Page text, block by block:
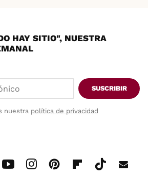
HAY SITIO", NUESTRA
SUSCRIBIR
nuestra política de privacidad